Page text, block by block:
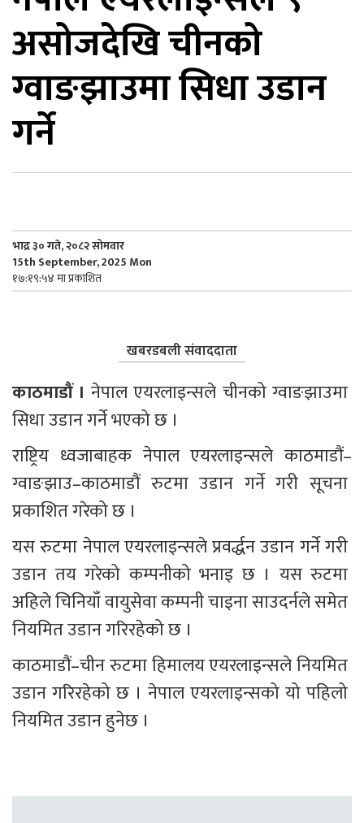
असोजदेखि चीनको
ग्वाङझाउमा सिधा उडान
गर्ने
भाद्र ३० गते, २०८२ सोमवार
15th September, 2025 Mon
१७:१९:५४ मा प्रकाशित
खबरडबली संवाददाता
काठमाडौं । नेपाल एयरलाइन्सले चीनको ग्वाङझाउमा
सिधा उडान गर्ने भएको छ ।
राष्ट्रिय ध्वजाबाहक नेपाल एयरलाइन्सले काठमाडौं–
ग्वाङझाउ–काठमाडौं रुटमा उडान गर्ने गरी सूचना
प्रकाशित गरेको छ ।
यस रुटमा नेपाल एयरलाइन्सले प्रवर्द्धन उडान गर्ने गरी
उडान तय गरेको कम्पनीको भनाइ छ । यस रुटमा
अहिले चिनियाँ वायुसेवा कम्पनी चाइना साउदर्नले समेत
नियमित उडान गरिरहेको छ ।
काठमाडौं–चीन रुटमा हिमालय एयरलाइन्सले नियमित
उडान गरिरहेको छ । नेपाल एयरलाइन्सको यो पहिलो
नियमित उडान हुनेछ ।